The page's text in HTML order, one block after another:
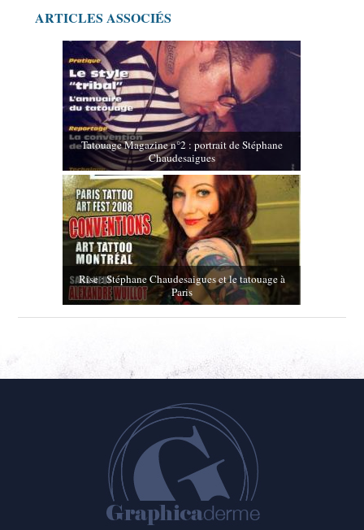
ARTICLES ASSOCIÉS
Tatouage Magazine n°2 : portrait de Stéphane
Chaudesaigues
Rise : Stéphane Chaudesaigues et le tatouage à
Paris